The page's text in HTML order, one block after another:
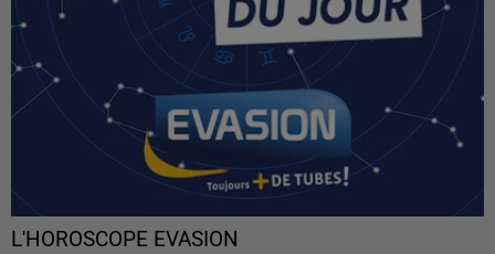
L'HOROSCOPE EVASION